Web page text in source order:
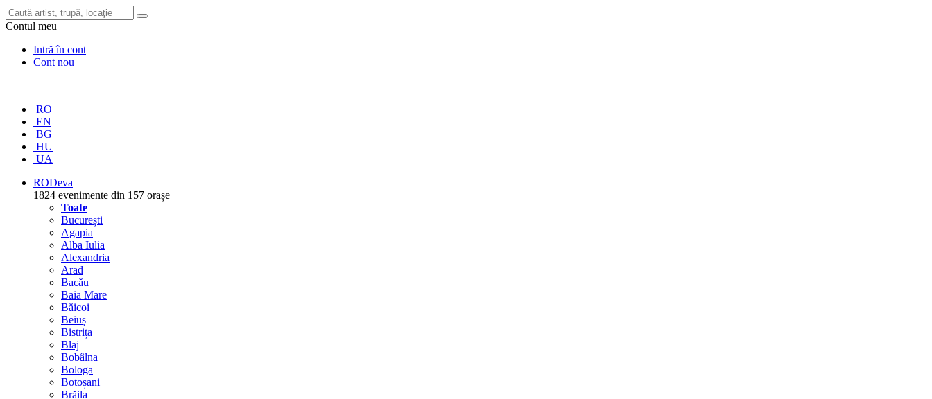
Contul meu
Intră în cont
Cont nou
RO
EN
BG
HU
UA
RODeva
1824 evenimente din 157 orașe
Toate
București
Agapia
Alba Iulia
Alexandria
Arad
Bacău
Baia Mare
Băicoi
Beiuș
Bistrița
Blaj
Bobâlna
Bologa
Botoșani
Brăila